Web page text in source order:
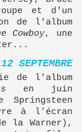
et d'un
de l'album
Cowboy, une
12 SEPTEMBRE
de l'album
en juin
Springsteen
à l’écran
la Warner),